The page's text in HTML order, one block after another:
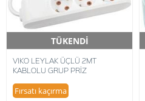
TÜKENDİ
Hızlı Teslimat
VIKO LEYLAK ÜÇLÜ 2MT
KABLOLU GRUP PRİZ
Fırsatı kaçırma